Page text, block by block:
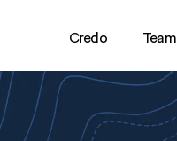
Credo Team